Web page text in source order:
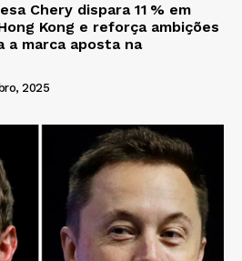
Chery dispara 11 % em
Kong e reforça ambições
a marca aposta na
2025